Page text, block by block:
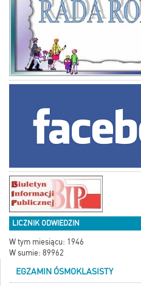
LICZNIK ODWIEDZIN
W tym miesiącu: 1946
W sumie: 89962
EGZAMIN ÓSMOKLASISTY